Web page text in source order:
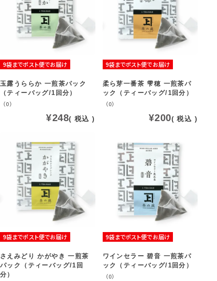
9袋までポスト便でお届け
玉露うららか 一煎茶パック
（ティーバッグ/1回分）
（0）
¥248 税込
9袋までポスト便でお届け
柔ら芽一番茶 雫穂 一煎茶パ
ック（ティーバッグ/1回分）
（0）
¥200 税込
9袋までポスト便でお届け
さえみどり かがやき 一煎茶
パック（ティーバッグ/1回
分）
9袋までポスト便でお届け
ワインセラー 碧音 一煎茶パ
ック（ティーバッグ/1回分）
（0）